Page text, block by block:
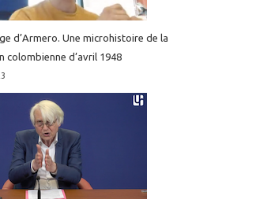
d’Armero. Une microhistoire de la
colombienne d’avril 1948